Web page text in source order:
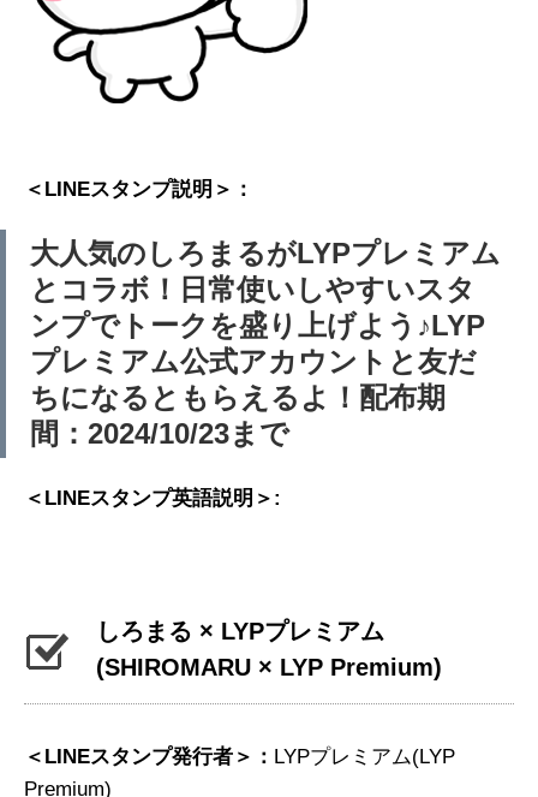
＜LINEスタンプ説明＞：
大人気のしろまるがLYPプレミアム
とコラボ！日常使いしやすいスタ
ンプでトークを盛り上げよう♪LYP
プレミアム公式アカウントと友だ
ちになるともらえるよ！配布期
間：2024/10/23まで
＜LINEスタンプ英語説明＞:
しろまる × LYPプレミアム
(SHIROMARU × LYP Premium)
＜LINEスタンプ発行者＞： LYPプレミアム(LYP
Premium)